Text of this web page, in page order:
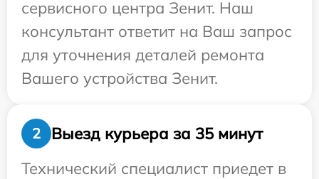
сервисного центра Зенит. Наш
консультант ответит на Ваш запрос
для уточнения деталей ремонта
Вашего устройства Зенит.
2
Выезд курьера за 35 минут
Технический специалист приедет в